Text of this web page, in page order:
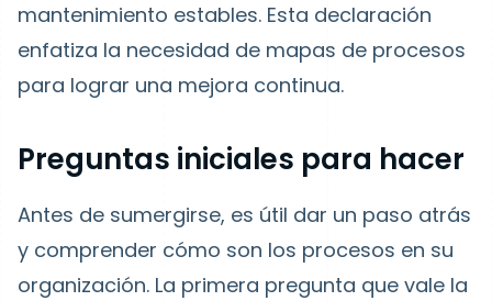
mantenimiento estables. Esta declaración
enfatiza la necesidad de mapas de procesos
para lograr una mejora continua.
Preguntas iniciales para hacer
Antes de sumergirse, es útil dar un paso atrás
y comprender cómo son los procesos en su
organización. La primera pregunta que vale la